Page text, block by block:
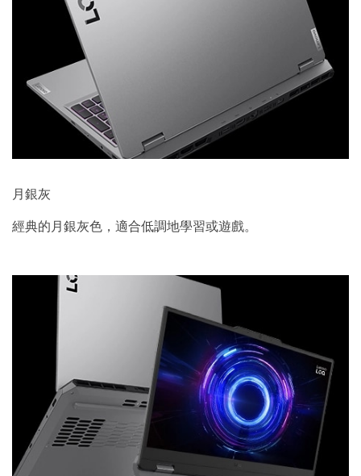
月銀灰
經典的月銀灰色，適合低調地學習或遊戲。